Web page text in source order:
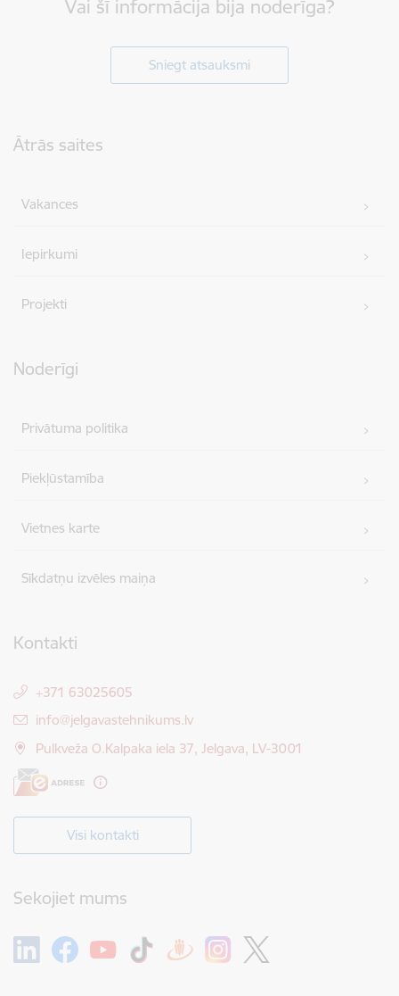
Vai šī informācija bija noderīga?
Sniegt atsauksmi
Ātrās saites
Vakances
Iepirkumi
Projekti
Noderīgi
Privātuma politika
Piekļūstamība
Vietnes karte
Sīkdatņu izvēles maiņa
Kontakti
+371 63025605
E-pasts:
info@jelgavastehnikums.lv
Pulkveža O.Kalpaka iela 37, Jelgava, LV-3001
Visi kontakti
Sekojiet mums